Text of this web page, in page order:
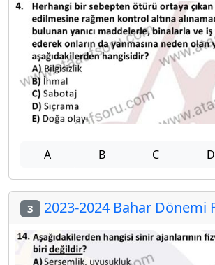
A B C D
3 2023-2024 Bahar Dönemi